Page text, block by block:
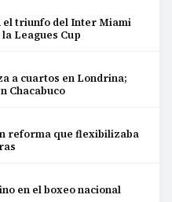
el triunfo del Inter Miami
Leagues Cup
a cuartos en Londrina;
Chacabuco
reforma que flexibilizaba
en el boxeo nacional